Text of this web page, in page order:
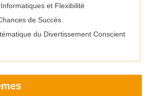
et Flexibilité
de Succès
du Divertissement Conscient